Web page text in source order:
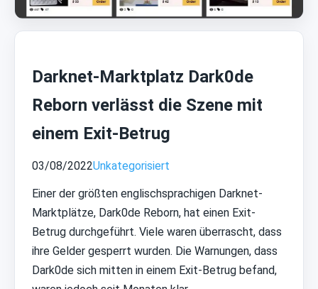
Darknet-Marktplatz Dark0de
Reborn verlässt die Szene mit
einem Exit-Betrug
03/08/2022Unkategorisiert
Einer der größten englischsprachigen Darknet-
Marktplätze, Dark0de Reborn, hat einen Exit-
Betrug durchgeführt. Viele waren überrascht, dass
ihre Gelder gesperrt wurden. Die Warnungen, dass
Dark0de sich mitten in einem Exit-Betrug befand,